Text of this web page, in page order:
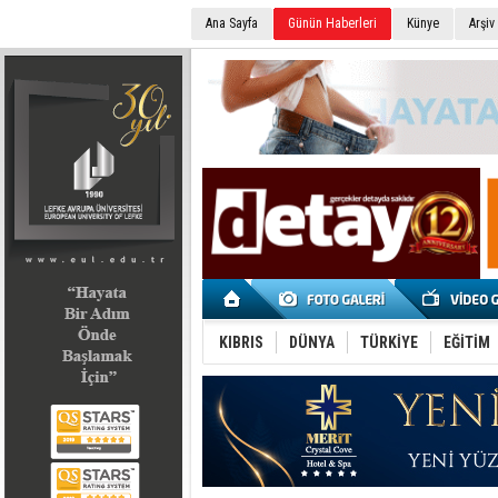
Ana Sayfa Günün Haberleri Künye Arşiv
KIBRIS DÜNYA TÜRKİYE EĞİTİM